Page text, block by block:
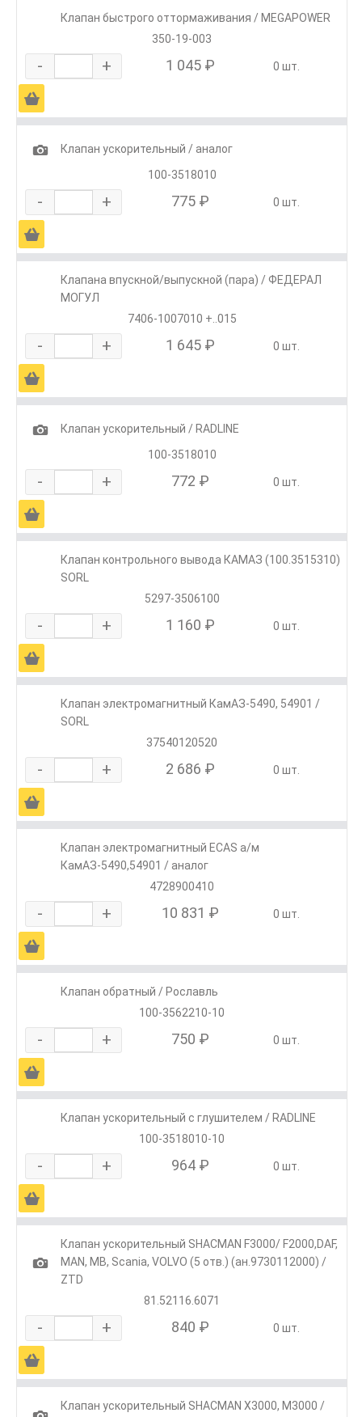
Клапан быстрого оттормаживания / MEGAPOWER
350-19-003
- + 1 045 ₽ 0 шт.
Ä
1
Клапан ускорительный / аналог
100-3518010
- + 775 ₽ 0 шт.
Ä
Клапана впускной/выпускной (пара) / ФЕДЕРАЛ
МОГУЛ
7406-1007010 +..015
- + 1 645 ₽ 0 шт.
Ä
1
Клапан ускорительный / RADLINE
100-3518010
- + 772 ₽ 0 шт.
Ä
Клапан контрольного вывода КАМАЗ (100.3515310)
SORL
5297-3506100
- + 1 160 ₽ 0 шт.
Ä
Клапан электромагнитный КамАЗ-5490, 54901 /
SORL
37540120520
- + 2 686 ₽ 0 шт.
Ä
Клапан электромагнитный ECAS а/м
КамАЗ-5490,54901 / аналог
4728900410
- + 10 831 ₽ 0 шт.
Ä
Клапан обратный / Рославль
100-3562210-10
- + 750 ₽ 0 шт.
Ä
Клапан ускорительный с глушителем / RADLINE
100-3518010-10
- + 964 ₽ 0 шт.
Ä
1
Клапан ускорительный SHACMAN F3000/ F2000,DAF,
MAN, MB, Scania, VOLVO (5 отв.) (ан.9730112000) /
ZTD
81.52116.6071
- + 840 ₽ 0 шт.
Ä
Клапан ускорительный SHACMAN X3000, М3000 /